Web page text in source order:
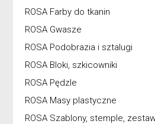
ROSA Farby do tkanin
ROSA Gwasze
ROSA Podobrazia i sztalugi
ROSA Bloki, szkicowniki
ROSA Pędzle
ROSA Masy plastyczne
ROSA Szablony, stemple,